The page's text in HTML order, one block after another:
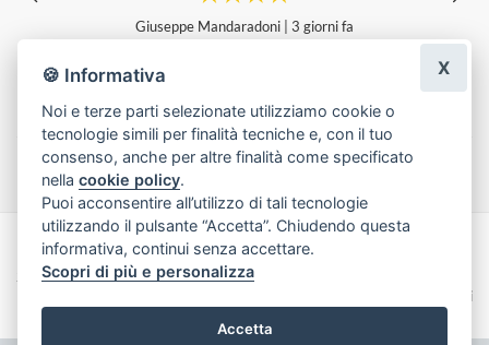
Gentilissime e professionali! Fiori freschi bellissimi!
Lascia una recensione
Made with byInfoser.it- Realizzazione Siti ecommerce per Fioristi
2026
Termini e Condizioni
🍪 Informativa
Noi e terze parti selezionate utilizziamo cookie o
tecnologie simili per finalità tecniche e, con il tuo
consenso, anche per altre finalità come specificato
nellacookie policy.
Puoi acconsentire all’utilizzo di tali tecnologie
utilizzando il pulsante “Accetta”. Chiudendo questa
informativa, continui senza accettare.
Scopri di più e personalizza
Accetta
X